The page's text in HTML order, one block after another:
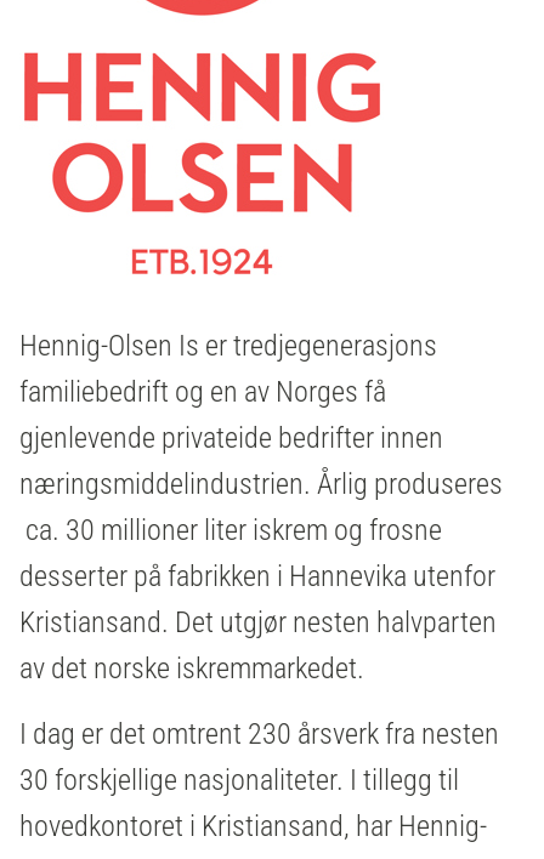
Hennig-Olsen Is er tredjegenerasjons
familiebedrift og en av Norges få
gjenlevende privateide bedrifter innen
næringsmiddelindustrien. Årlig produseres
ca. 30 millioner liter iskrem og frosne
desserter på fabrikken i Hannevika utenfor
Kristiansand. Det utgjør nesten halvparten
av det norske iskremmarkedet.
I dag er det omtrent 230 årsverk fra nesten
30 forskjellige nasjonaliteter. I tillegg til
hovedkontoret i Kristiansand, har Hennig-